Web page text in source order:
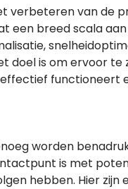
verbeteren van de
een breed scala
doel is om ervoor
functioneert
worden
is met
hebben. Hier